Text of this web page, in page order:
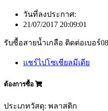
วันที่ลงประกาศ:
21/07/2017 20:09:01
รับซื้อสายน้ำเกลือ ติดต่อเบอร์
แชร์ไปโซเชียลมีเดีย
ต้องการซื้อ
ประเภทวัสดุ: พลาสติก